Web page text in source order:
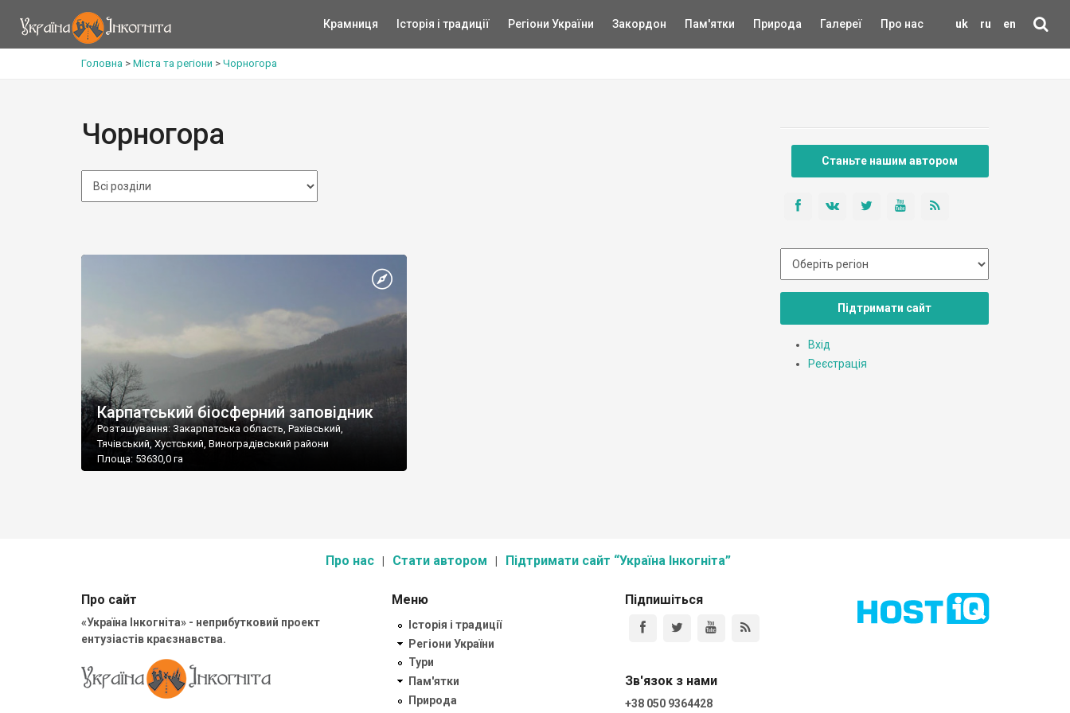
uk ru en
Крамниця Історія і традиції Регіони України Закордон Пам'ятки Природа Галереї Про нас
Головна > Міста та регіони > Чорногора
Чорногора
Карпатський біосферний заповідник
Розташування: Закарпатська область, Рахівський,
Тячівський, Хустський, Виноградівський райони
Площа: 53630,0 га
Станьте нашим автором
Підтримати сайт
Вхід
Реєстрація
Про нас Стати автором Підтримати сайт “Україна Інкогніта”
Про сайт
«Україна Інкогніта» - неприбутковий проект
ентузіастів краєзнавства.
Меню
Історія і традиції
Регіони України
Тури
Пам'ятки
Природа
Підпишіться
Зв'язок з нами
+38 050 9364428